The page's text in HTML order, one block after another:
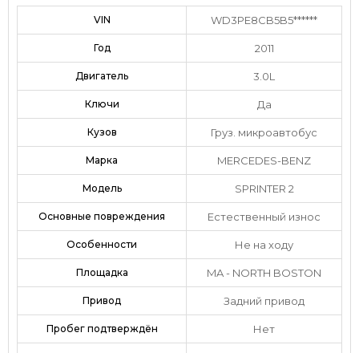
VIN WD3PE8CB5B5******
Год 2011
Двигатель 3.0L
Ключи Да
Кузов Груз. микроавтобус
Марка MERCEDES-BENZ
Модель SPRINTER 2
Основные повреждения Естественный износ
Особенности Не на ходу
Площадка MA - NORTH BOSTON
Привод Задний привод
Пробег подтверждён Нет